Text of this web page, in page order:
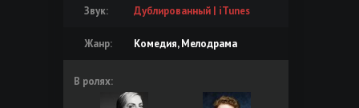
Звук: Дублированный | iTunes
Жанр: Комедия, Мелодрама
В ролях: